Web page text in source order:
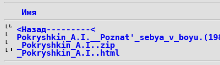
Имя
<Назад---------<
_Pokryshkin_A.I..zip
_Pokryshkin_A.I..html